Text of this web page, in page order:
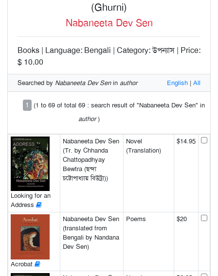
(Ghurni)
Nabaneeta Dev Sen
Books | Language: Bengali | Category: উপন্যাস | Price:
$ 10.00
Searched by Nabaneeta Dev Senin author English | All
1
(1 to 69 of total 69 : search result of "Nabaneeta Dev Sen" in
author)
Looking for an
Address
Nabaneeta Dev Sen
(Tr. by Chhanda
Chattopadhyay
Bewtra (ছন্দা
চট্টোপাধ্যায় বিউট্রা))
Novel
(Translation)
$14.95
Acrobat
Nabaneeta Dev Sen
(translated from
Bengali by Nandana
Dev Sen)
Poems $20